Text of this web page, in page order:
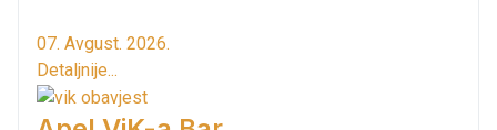
07. Avgust. 2026.
Detaljnije...